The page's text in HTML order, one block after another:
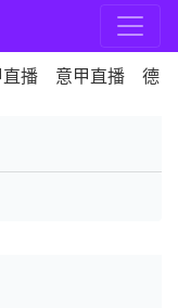
播 意甲直播 德